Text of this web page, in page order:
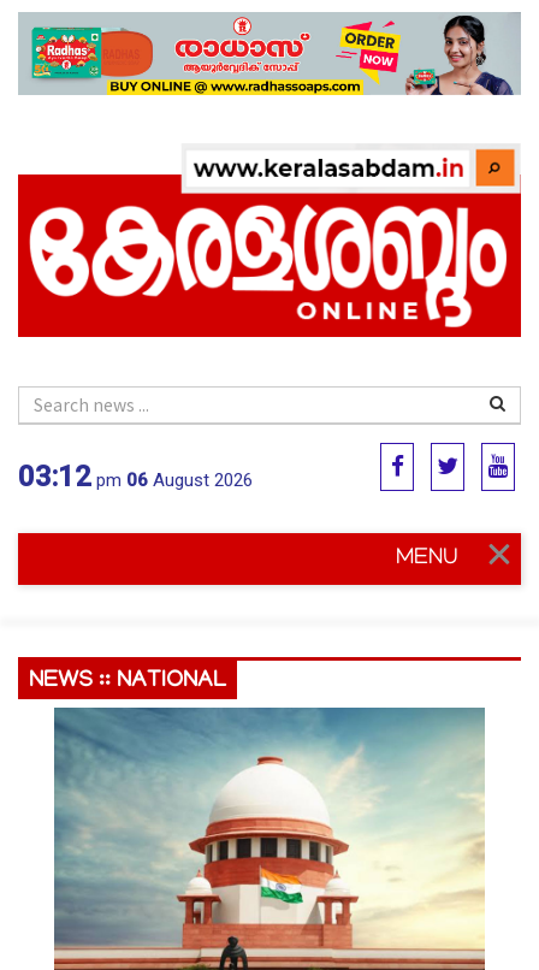
03:12 pm 06 August 2026
MENU
NEWS :: NATIONAL